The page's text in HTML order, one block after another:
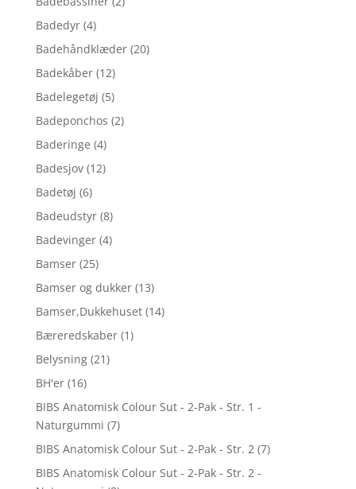
Badedyr (4)
Badehåndklæder (20)
Badekåber (12)
Badelegetøj (5)
Badeponchos (2)
Baderinge (4)
Badesjov (12)
Badetøj (6)
Badeudstyr (8)
Badevinger (4)
Bamser (25)
Bamser og dukker (13)
Bamser,Dukkehuset (14)
Bæreredskaber (1)
Belysning (21)
BH'er (16)
BIBS Anatomisk Colour Sut - 2-Pak - Str. 1 -
Naturgummi (7)
BIBS Anatomisk Colour Sut - 2-Pak - Str. 2 (7)
BIBS Anatomisk Colour Sut - 2-Pak - Str. 2 -